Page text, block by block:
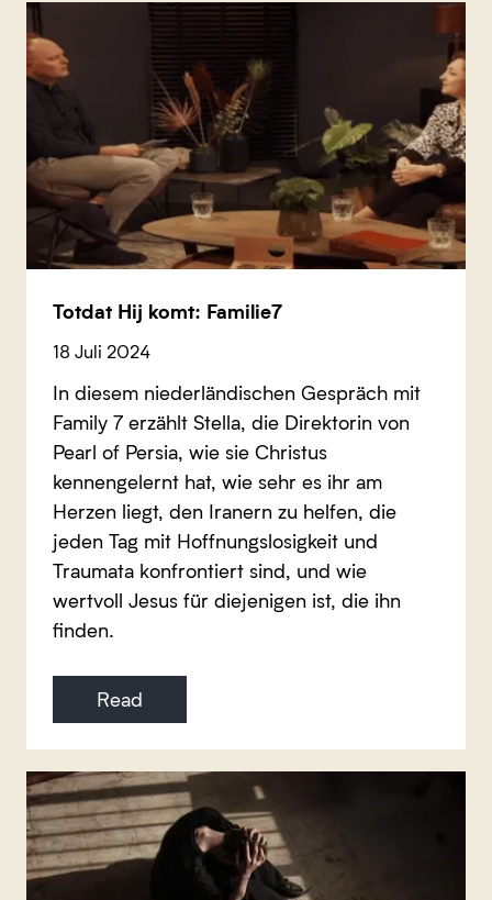
Totdat Hij komt: Familie7
18 Juli 2024
In diesem niederländischen Gespräch mit
Family 7 erzählt Stella, die Direktorin von
Pearl of Persia, wie sie Christus
kennengelernt hat, wie sehr es ihr am
Herzen liegt, den Iranern zu helfen, die
jeden Tag mit Hoffnungslosigkeit und
Traumata konfrontiert sind, und wie
wertvoll Jesus für diejenigen ist, die ihn
finden.
Read